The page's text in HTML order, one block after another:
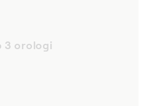
3 orologi